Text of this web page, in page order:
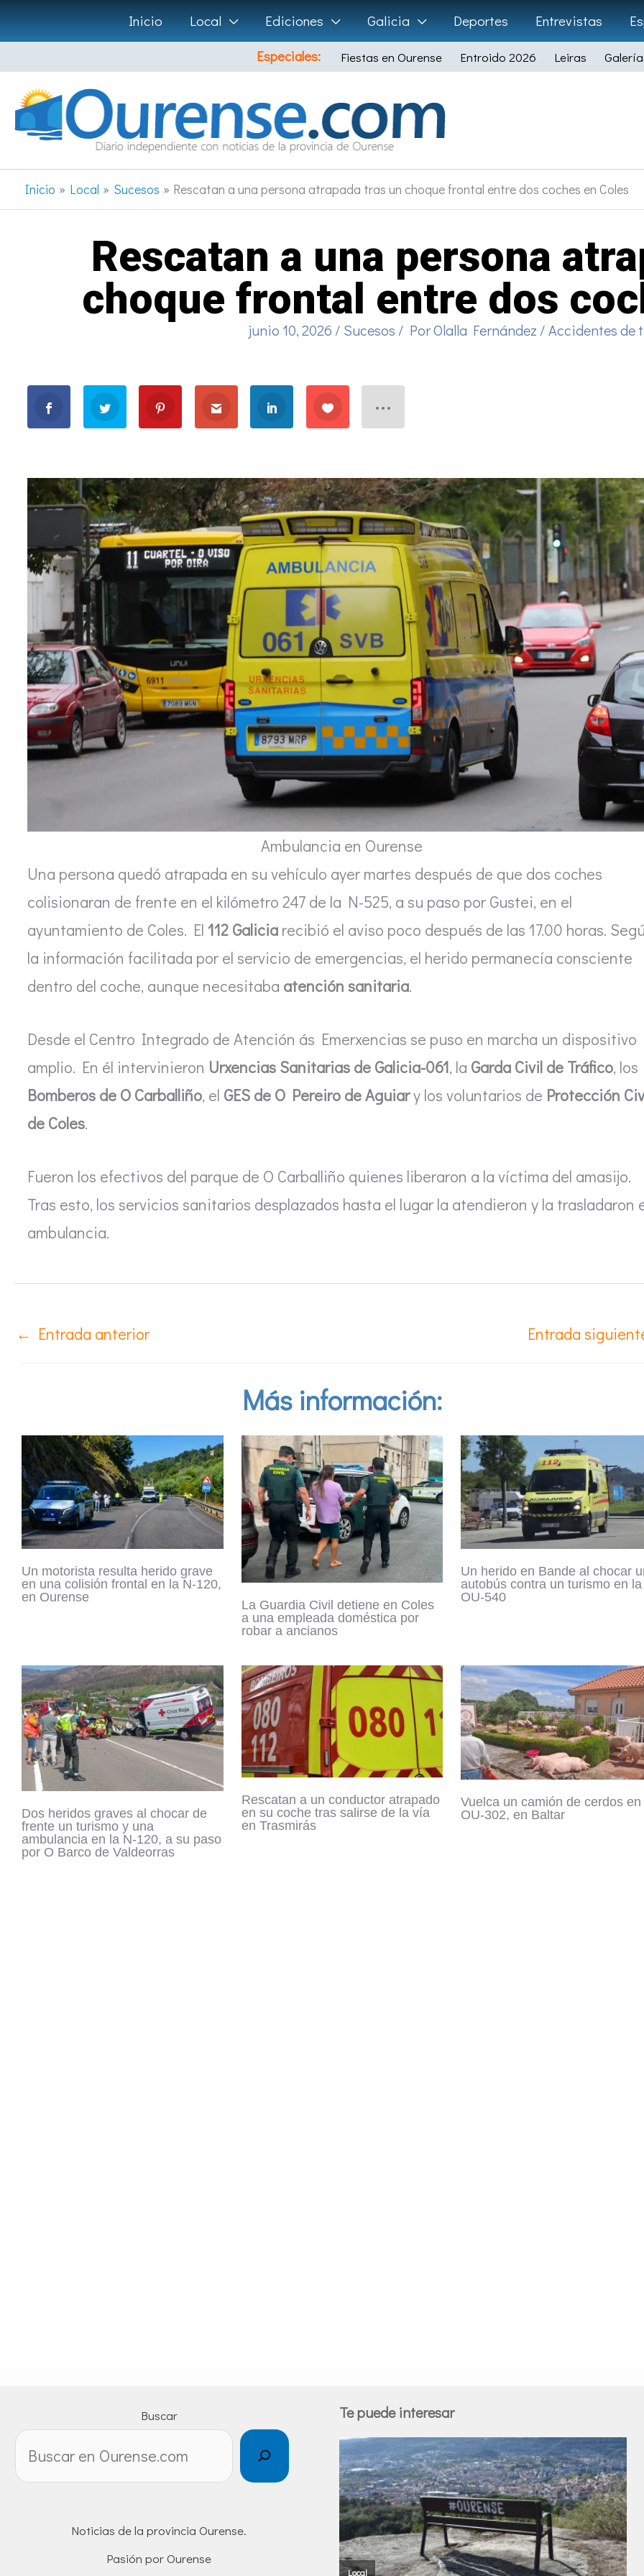
Ir
al
contenido
Inicio Local Ediciones Galicia Deportes Entrevistas
Especiales:
Fiestas en Ourense Entroido 2026 Leiras
Inicio Local Sucesos Rescatan a una persona atrapada tras un choque frontal entre dos coches en Coles
Rescatan a una persona
choque frontal entre dos
junio 10, 2026 / Sucesos / PorOlalla Fernández /Accidentes de
Ambulancia en Ourense
Una persona quedó atrapada en su vehículo ayer martes después de que dos coches
colisionaran de frente en el kilómetro 247 de la N-525, a su paso por Gustei, en el
ayuntamiento de Coles. El 112 Galicia recibió el aviso poco después de las 17.00 horas.
la información facilitada por el servicio de emergencias, el herido permanecía consciente
dentro del coche, aunque necesitaba atención sanitaria.
Desde el Centro Integrado de Atención ás Emerxencias se puso en marcha un dispositivo
amplio. En él intervinieron Urxencias Sanitarias de Galicia-061, la Garda Civil de Tráfico, los
Bomberos de O Carballiño, el GES de O Pereiro de Aguiary los voluntarios de Protección
de Coles.
Fueron los efectivos del parque de O Carballiño quienes liberaron a la víctima del amasijo.
Tras esto, los servicios sanitarios desplazados hasta el lugar la atendieron y la trasladaron
ambulancia.
← Entrada anterior Entrada
Más información:
Un motorista resulta herido grave
en una colisión frontal en la N-120,
en Ourense
La Guardia Civil detiene en Coles
a una empleada doméstica por
robar a ancianos
Un herido en Bande al chocar
autobús contra un turismo en la
OU-540
Dos heridos graves al chocar de
frente un turismo y una
ambulancia en la N-120, a su paso
por O Barco de Valdeorras
Rescatan a un conductor atrapado
en su coche tras salirse de la vía
en Trasmirás
Vuelca un camión de cerdos en
OU-302, en Baltar
Buscar
Noticias de la provincia Ourense.
Pasión por Ourense
Te puede interesar